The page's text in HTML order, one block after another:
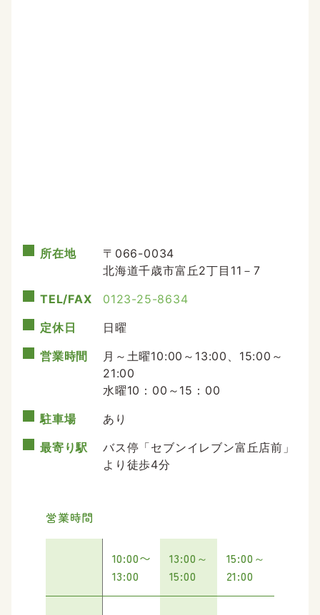
所在地
〒066-0034
北海道千歳市富丘2丁目11－7
TEL/FAX
0123-25-8634
定休日
日曜
営業時間
月～土曜10:00～13:00、15:00～
21:00
水曜10：00～15：00
駐車場
あり
最寄り駅
バス停「セブンイレブン富丘店前」
より徒歩4分
営業時間
10:00〜
13:00
13:00～
15:00
15:00～
21:00